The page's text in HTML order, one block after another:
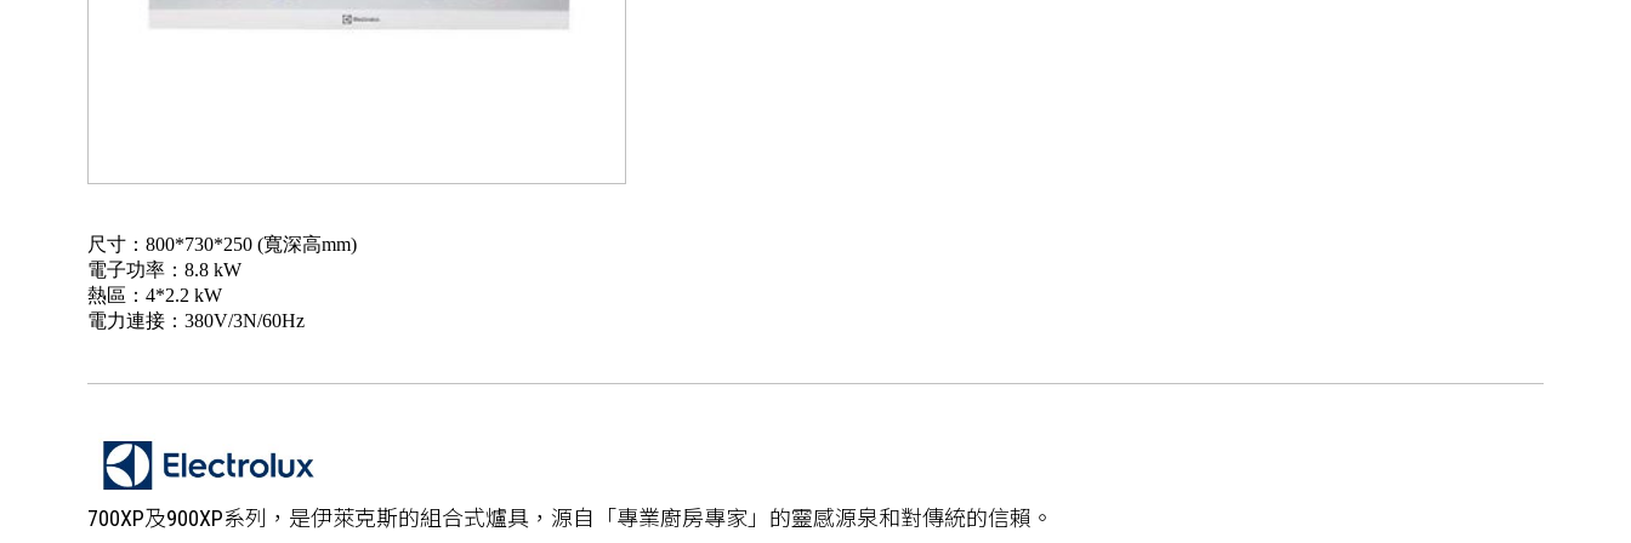
尺寸：800*730*250 (寬深高mm)
電子功率：8.8 kW
熱區：4*2.2 kW
電力連接：380V/3N/60Hz
700XP及900XP系列，是伊萊克斯的組合式爐具，源自「專業廚房專家」的靈感源泉和對傳統的信賴。